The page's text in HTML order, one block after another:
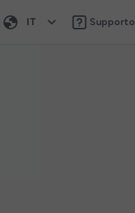
IT Supporto